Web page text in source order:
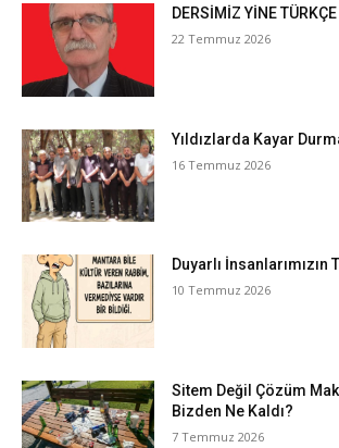
DERSİMİZ YİNE TÜRKÇE
22 Temmuz 2026
Yıldızlarda Kayar
16 Temmuz 2026
Duyarlı İnsanlarımızın
10 Temmuz 2026
Sitem Değil Çözüm
Bizden Ne Kaldı?
7 Temmuz 2026